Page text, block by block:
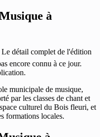
à
Le détail complet de l'édition
encore connu à ce jour.
municipale de musique,
par les classes de chant et
culturel du Bois fleuri, et
formations locales.